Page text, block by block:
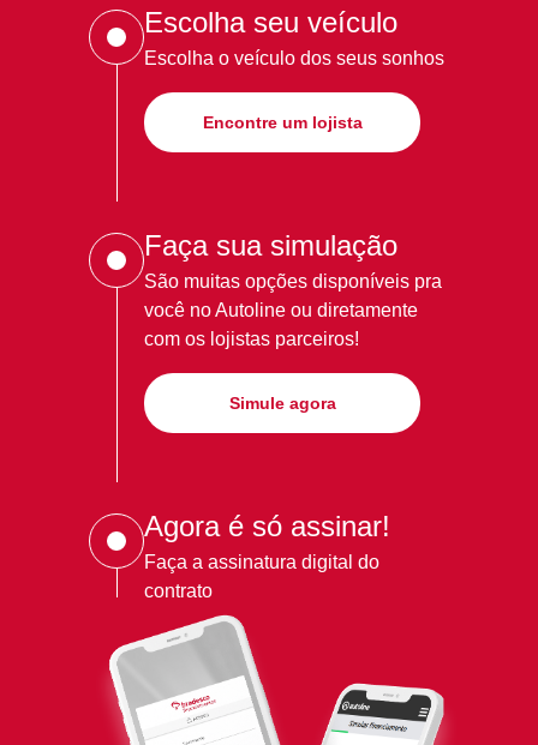
Escolha seu veículo
Escolha o veículo dos seus sonhos
Encontre um lojista
Faça sua simulação
São muitas opções disponíveis pra
você no Autoline ou diretamente
com os lojistas parceiros!
Simule agora
Agora é só assinar!
Faça a assinatura digital do
contrato